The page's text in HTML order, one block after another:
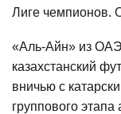
Лиге чемпионов.
«Аль-Айн» из
казахстанский
вничью с
группового